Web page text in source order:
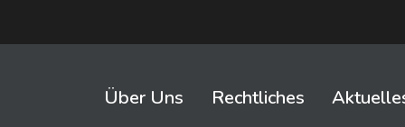
Über Uns Rechtliches